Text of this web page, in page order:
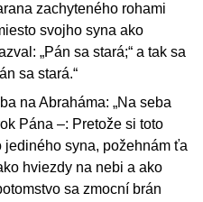
zachyteného rohami
svojho syna ako
„Pán sa stará;“ a tak sa
sa stará.“
na Abraháma: „Na seba
Pána –: Pretože si toto
syna, požehnám ťa
hviezdy na nebi a ako
sa zmocní brán